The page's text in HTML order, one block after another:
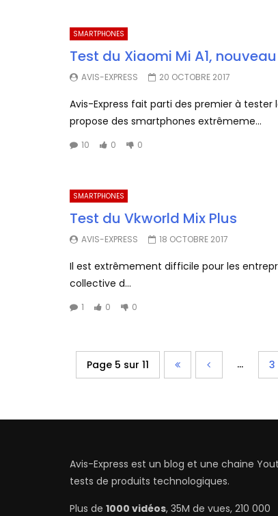
SMARTPHONES
Test du Xiaomi Mi A1,
AVIS-EXPRESS 20 OCTOBRE 2017
Avis-Express fait parti des premier à tester
propose des smartphones extrêmeme...
10 0 0
SMARTPHONES
Test du Vkworld Mix Plus
AVIS-EXPRESS 18 OCTOBRE 2017
Il est extrêmement difficile pour les
collective d...
1 0 0
Page 5 sur 11 ... 3
Avis-Express est un blog et une chaine
tests de produits technologiques.
Plus de 1000 vidéos, 35M de vues, 210 000